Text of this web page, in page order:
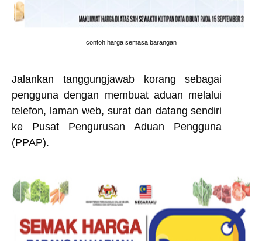
contoh harga semasa barangan
Jalankan tanggungjawab korang sebagai
pengguna dengan membuat aduan melalui
telefon, laman web, surat dan datang sendiri
ke Pusat Pengurusan Aduan Pengguna
(PPAP).